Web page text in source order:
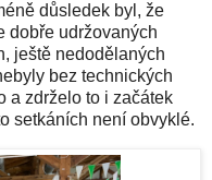
důsledek byl, že
dobře udržovaných
ještě nedodělaných
bez technických
a zdrželo to i začátek
setkáních není obvyklé.